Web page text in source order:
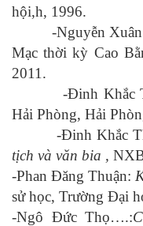
hội,h, 1996.
-Nguyễn Xuân
Mạc thời kỳ Cao
2011.
-Đinh Khắc
Hải Phòng, Hải
-Đinh Khắc
tịch và văn bia ,
-Phan Đăng Thuận:
sử học, Trường Đại
-Ngô Đức Thọ….: